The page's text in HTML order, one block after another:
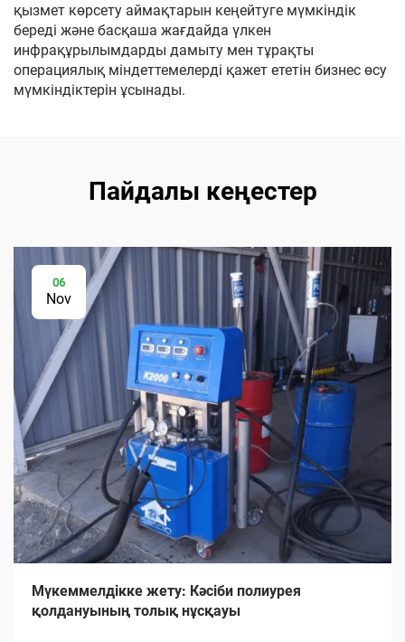
қызмет көрсету аймақтарын кеңейтуге мүмкіндік
береді және басқаша жағдайда үлкен
инфрақұрылымдарды дамыту мен тұрақты
операциялық міндеттемелерді қажет ететін бизнес өсу
мүмкіндіктерін ұсынады.
Пайдалы кеңестер
06
Nov
Мүкеммелдікке жету: Кәсіби полиурея
қолдануының толық нұсқауы